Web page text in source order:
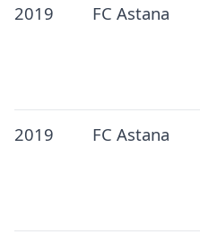
2019 FC Astana
2019 FC Astana